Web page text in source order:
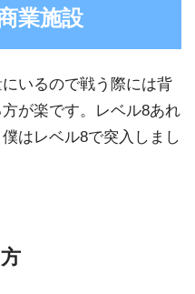
業施設
いるので戦う際には背
が楽です。レベル8あれ
はレベル8で突入しまし